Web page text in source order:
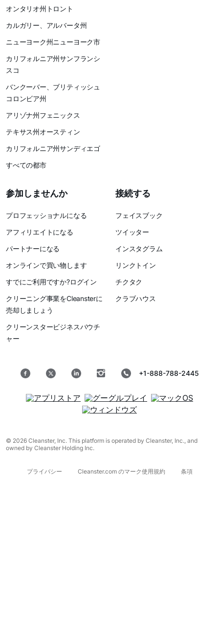
オンタリオ州トロント
カルガリー、アルバータ州
ニューヨーク州ニューヨーク市
カリフォルニア州サンフランシ
スコ
バンクーバー、ブリティッシュ
コロンビア州
アリゾナ州フェニックス
テキサス州オースティン
カリフォルニア州サンディエゴ
すべての都市
参加しませんか
プロフェッショナルになる
アフィリエイトになる
パートナーになる
オンラインで買い物します
すでにご利用ですか?ログイン
クリーニング事業をCleansterに
売却しましょう
クリーンスタービジネスバウチ
ャー
接続する
フェイスブック
ツイッター
インスタグラム
リンクトイン
チクタク
クラブハウス
+1-888-788-2445
© 2026 Cleanster, Inc. This platform is operated by Cleanster, Inc., and
owned by Cleanster Holding Inc.
プライバシー Cleanster.com のマーク使用規約 条項